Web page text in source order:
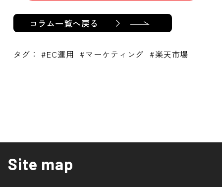
コラム一覧へ戻る
タグ： EC運用 マーケティング 楽天市場
Site map